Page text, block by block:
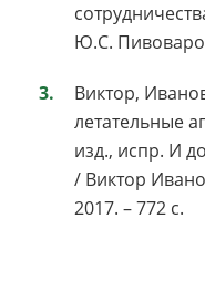
Ю.С.
Виктор,
летательные
изд., испр. И
/ Виктор
2017. – 772 c.